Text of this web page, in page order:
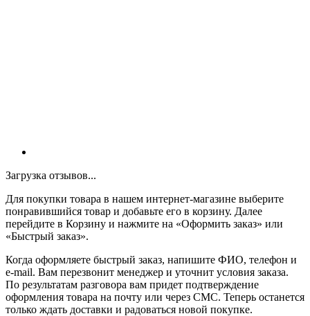
Загрузка отзывов...
Для покупки товара в нашем интернет-магазине выберите
понравившийся товар и добавьте его в корзину. Далее
перейдите в Корзину и нажмите на «Оформить заказ» или
«Быстрый заказ».
Когда оформляете быстрый заказ, напишите ФИО, телефон и
e-mail. Вам перезвонит менеджер и уточнит условия заказа.
По результатам разговора вам придет подтверждение
оформления товара на почту или через СМС. Теперь останется
только ждать доставки и радоваться новой покупке.